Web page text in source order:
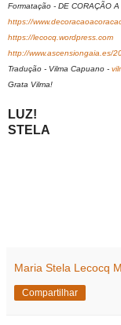
Formatação - DE CORAÇÃO
https://
https://lecocq.wordpress.com
http://www.ascensiongaia.es/
Tradução - Vilma Capuano -
Grata Vilma!
LUZ!
STELA
Maria Stela Lecocq
Compartilhar